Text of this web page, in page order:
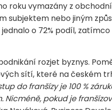
roku vymazány z
subjektem nebo jiným
o 72% podíl,
rozjet byznys.
sítí, které na českém
do franšízy je 100 %
pokud je